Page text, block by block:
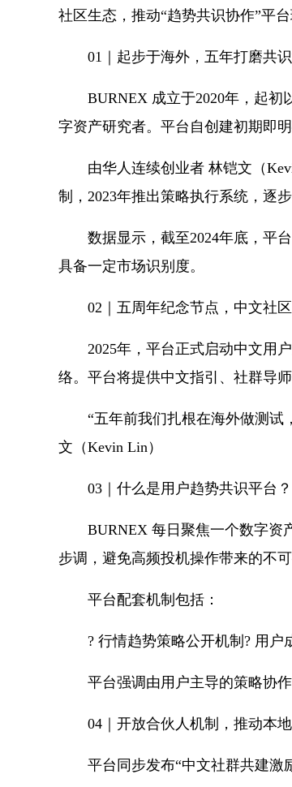
社区生态，推动“趋势共识协作”平
01｜起步于海外，五年打磨共
BURNEX 成立于2020年，起
字资产研究者。平台自创建初期即
由华人连续创业者 林铠文（
制，2023年推出策略执行系统，逐
数据显示，截至2024年底，平
具备一定市场识别度。
02｜五周年纪念节点，中文社
2025年，平台正式启动中文用
络。平台将提供中文指引、社群导
“五年前我们扎根在海外做测
文（Kevin Lin）
03｜什么是用户趋势共识平台？
BURNEX 每日聚焦一个数字资
步调，避免高频投机操作带来的不可
平台配套机制包括：
? 行情趋势策略公开机制? 用户
平台强调由用户主导的策略协
04｜开放合伙人机制，推动本
平台同步发布“中文社群共建激